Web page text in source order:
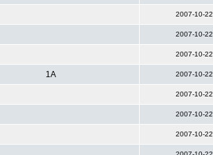
2007-10-22
2007-10-22
2007-10-22
1A 2007-10-22
2007-10-22
2007-10-22
2007-10-22